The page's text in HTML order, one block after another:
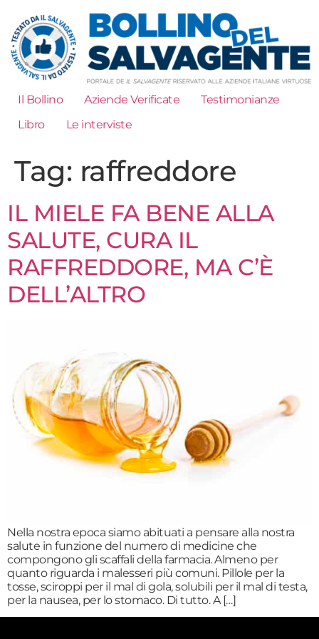
Il Bollino Aziende Verificate
Testimonianze
Libro
Le interviste
Tag: raffreddore
IL MIELE FA BENE ALLA
SALUTE, CURA IL
RAFFREDDORE, MA C’È
DELL’ALTRO
Nella nostra epoca siamo abituati a pensare alla nostra
salute in funzione del numero di medicine che
compongono gli scaffali della farmacia. Almeno per
quanto riguarda i malesseri più comuni. Pillole per la
tosse, sciroppi per il mal di gola, solubili per il mal di testa,
per la nausea, per lo stomaco. Di tutto. A […]